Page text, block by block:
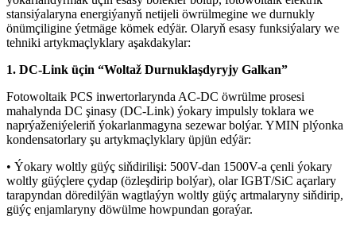
stansiýalaryna energiýanyň netijeli öwrülmegine we durnukly
önümçiligine ýetmäge kömek edýär. Olaryň esasy funksiýalary we
tehniki artykmaçlyklary aşakdakylar:
1. DC-Link üçin “Woltaž Durnuklaşdyryjy Galkan”
Fotowoltaik PCS inwertorlarynda AC-DC öwrülme prosesi
mahalynda DC şinasy (DC-Link) ýokary impulsly toklara we
naprýaženiýeleriň ýokarlanmagyna sezewar bolýar. YMIN plýonka
kondensatorlary şu artykmaçlyklary üpjün edýär:
• Ýokary woltly güýç siňdirilişi: 500V-dan 1500V-a çenli ýokary
woltly güýçlere çydap (özleşdirip bolýar), olar IGBT/SiC açarlary
tarapyndan döredilýän wagtlaýyn woltly güýç artmalaryny siňdirip,
güýç enjamlaryny döwülme howpundan goraýar.